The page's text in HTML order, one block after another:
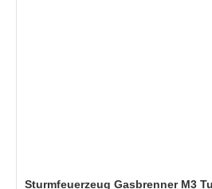
Sturmfeuerzeug Gasbrenner M3